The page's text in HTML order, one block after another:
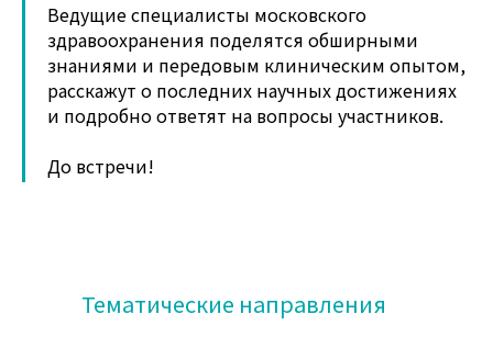
Ведущие специалисты московского
здравоохранения поделятся обширными
знаниями и передовым клиническим опытом,
расскажут о последних научных достижениях
и подробно ответят на вопросы участников.
До встречи!
Тематические направления